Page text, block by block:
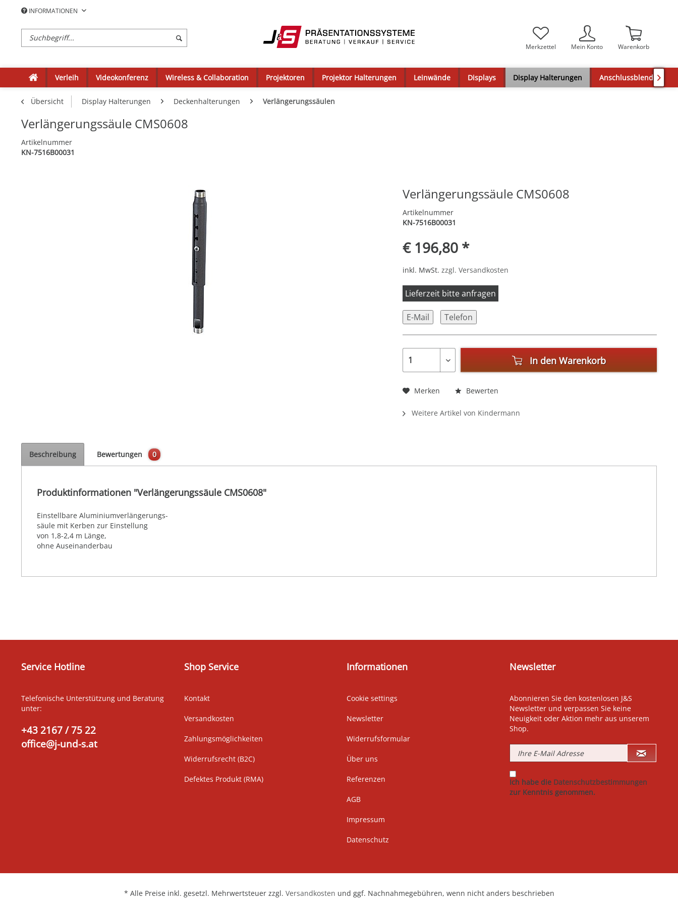
INFORMATIONEN
Merkzettel Mein Konto Warenkorb
Verleih Videokonferenz Wireless & Collaboration Projektoren Projektor Halterungen Leinwände Displays Display Halterungen Anschlussblenden

Übersicht Display Halterungen Deckenhalterungen Verlängerungssäulen
Verlängerungssäule CMS0608
Artikelnummer
KN-7516B00031
Verlängerungssäule CMS0608
Artikelnummer
KN-7516B00031
€ 196,80 *
inkl. MwSt. zzgl. Versandkosten
Lieferzeit bitte anfragen
E-Mail Telefon
In den Warenkorb
Merken Bewerten
Weitere Artikel von Kindermann
Beschreibung Bewertungen 0
Produktinformationen "Verlängerungssäule CMS0608"
Einstellbare Aluminiumverlängerungs-
säule mit Kerben zur Einstellung
von 1,8-2,4 m Länge,
ohne Auseinanderbau
Service Hotline
Telefonische Unterstützung und Beratung
unter:
+43 2167 / 75 22
office@j-und-s.at
Shop Service
Kontakt
Versandkosten
Zahlungsmöglichkeiten
Widerrufsrecht (B2C)
Defektes Produkt (RMA)
Informationen
Cookie settings
Newsletter
Widerrufsformular
Über uns
Referenzen
AGB
Impressum
Datenschutz
Newsletter
Abonnieren Sie den kostenlosen J&S
Newsletter und verpassen Sie keine
Neuigkeit oder Aktion mehr aus unserem
Shop.
Ich habe die Datenschutzbestimmungen
zur Kenntnis genommen.
* Alle Preise inkl. gesetzl. Mehrwertsteuer zzgl. Versandkosten und ggf. Nachnahmegebühren, wenn nicht anders beschrieben